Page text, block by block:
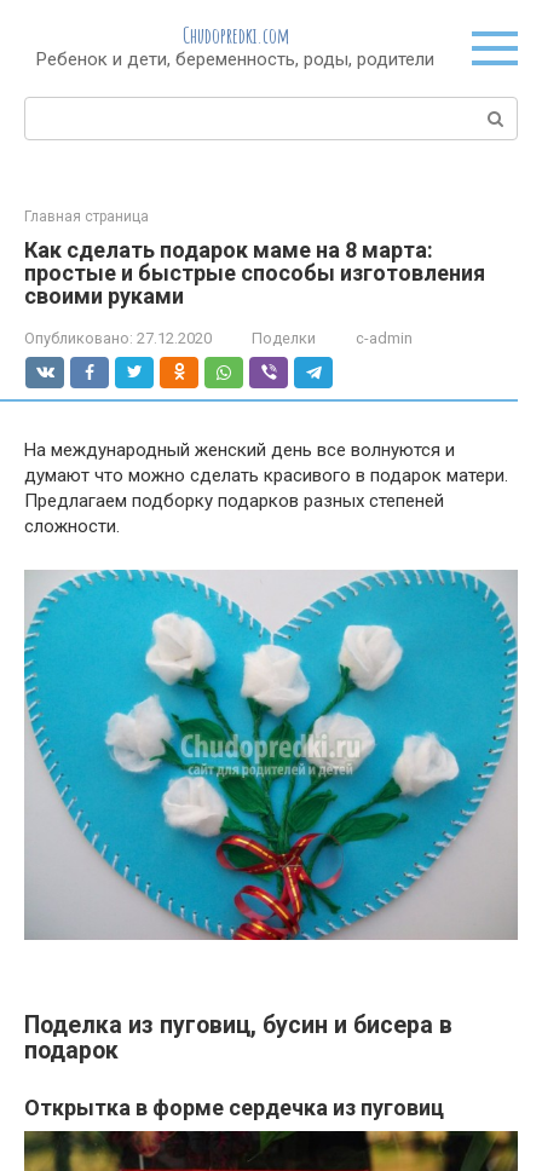
контенту
Chudopredki.com
Ребенок и дети, беременность, роды, родители
Поиск:
Главная страница
Как сделать подарок маме на 8 марта:
простые и быстрые способы изготовления
своими руками
Опубликовано: 27.12.2020 Поделки c-admin
На международный женский день все волнуются и
думают что можно сделать красивого в подарок матери.
Предлагаем подборку подарков разных степеней
сложности.
Поделка из пуговиц, бусин и бисера в
подарок
Открытка в форме сердечка из пуговиц